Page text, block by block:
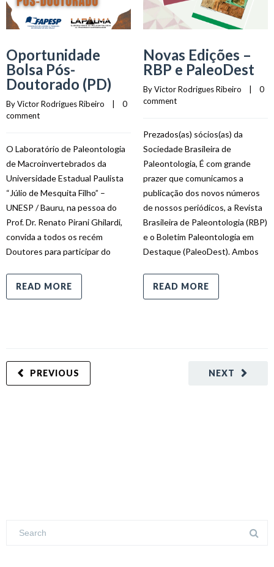
Oportunidade
Bolsa Pós-
Doutorado (PD)
By Victor Rodrigues Ribeiro
0
comment
O Laboratório de Paleontologia
de Macroinvertebrados da
Universidade Estadual Paulista
“Júlio de Mesquita Filho” –
UNESP / Bauru, na pessoa do
Prof. Dr. Renato Pirani Ghilardi,
convida a todos os recém
Doutores para participar do
READ MORE
Novas Edições –
RBP e PaleoDest
By Victor Rodrigues Ribeiro
0
comment
Prezados(as) sócios(as) da
Sociedade Brasileira de
Paleontologia, É com grande
prazer que comunicamos a
publicação dos novos números
de nossos periódicos, a Revista
Brasileira de Paleontologia (RBP)
e o Boletim Paleontologia em
Destaque (PaleoDest). Ambos
READ MORE
NEXT
PREVIOUS